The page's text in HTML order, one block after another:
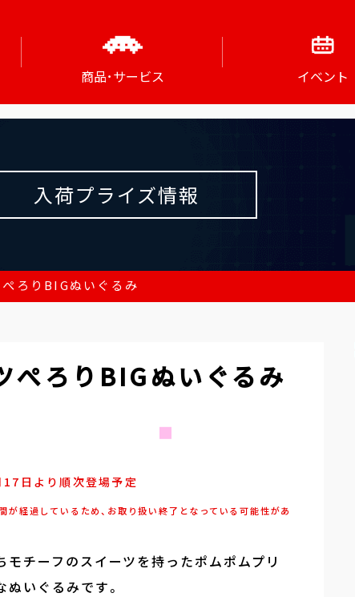
商品･サービス イベント
入荷プライズ情報
ろりBIGぬいぐるみ
ろりBIGぬいぐるみ
日より順次登場予定
が経過しているため、お取り扱い終了となっている可能性があ
モチーフのスイーツを持ったポムポムプリ
ぬいぐるみです。